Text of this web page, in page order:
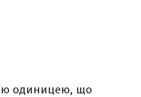
одиницею, що